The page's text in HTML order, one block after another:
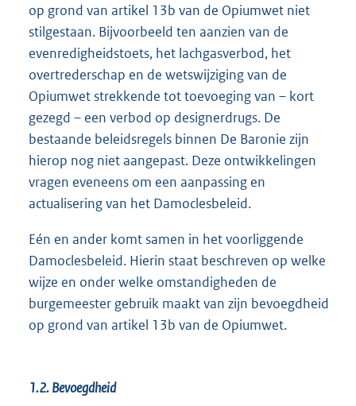
op grond van artikel 13b van de Opiumwet niet
stilgestaan. Bijvoorbeeld ten aanzien van de
evenredigheidstoets, het lachgasverbod, het
overtrederschap en de wetswijziging van de
Opiumwet strekkende tot toevoeging van – kort
gezegd – een verbod op designerdrugs. De
bestaande beleidsregels binnen De Baronie zijn
hierop nog niet aangepast. Deze ontwikkelingen
vragen eveneens om een aanpassing en
actualisering van het Damoclesbeleid.
Eén en ander komt samen in het voorliggende
Damoclesbeleid. Hierin staat beschreven op welke
wijze en onder welke omstandigheden de
burgemeester gebruik maakt van zijn bevoegdheid
op grond van artikel 13b van de Opiumwet.
1.2.Bevoegdheid